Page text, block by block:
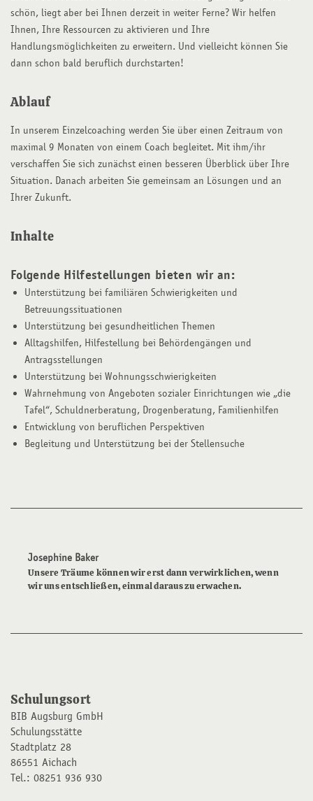
schön, liegt aber bei Ihnen derzeit in weiter Ferne? Wir helfen
Ihnen, Ihre Ressourcen zu aktivieren und Ihre
Handlungsmöglichkeiten zu erweitern. Und vielleicht können Sie
dann schon bald beruflich durchstarten!
Ablauf
In unserem Einzelcoaching werden Sie über einen Zeitraum von
maximal 9 Monaten von einem Coach begleitet. Mit ihm/ihr
verschaffen Sie sich zunächst einen besseren Überblick über Ihre
Situation. Danach arbeiten Sie gemeinsam an Lösungen und an
Ihrer Zukunft.
Inhalte
Folgende Hilfestellungen bieten wir an:
Unterstützung bei familiären Schwierigkeiten und
Betreuungssituationen
Unterstützung bei gesundheitlichen Themen
Alltagshilfen, Hilfestellung bei Behördengängen und
Antragsstellungen
Unterstützung bei Wohnungsschwierigkeiten
Wahrnehmung von Angeboten sozialer Einrichtungen wie „die
Tafel“, Schuldnerberatung, Drogenberatung, Familienhilfen
Entwicklung von beruflichen Perspektiven
Begleitung und Unterstützung bei der Stellensuche
Josephine Baker
Unsere Träume können wir erst dann verwirklichen, wenn
wir uns entschließen, einmal daraus zu erwachen.
Schulungsort
BIB Augsburg GmbH
Schulungsstätte
Stadtplatz 28
86551 Aichach
Tel.: 08251 936 930